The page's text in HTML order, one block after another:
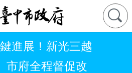
進展！新光三越
市府全程督促改